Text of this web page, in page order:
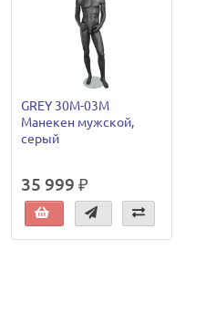
GREY 30M-03M
Манекен мужской,
серый
35 999 ₽